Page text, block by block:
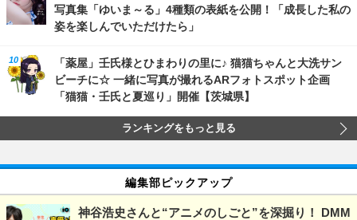
写真集「ゆいま～る」4種類の表紙を公開！「成長した私の
姿を楽しんでいただけたら」
「薬屋」壬氏様とひまわりの里に♪ 猫猫ちゃんと大洗サン
ビーチに☆ 一緒に写真が撮れるARフォトスポット企画
「猫猫・壬氏と夏巡り」開催【茨城県】
ランキングをもっと見る
編集部ピックアップ
神谷浩史さんと“アニメのしごと”を深掘り！ DMM